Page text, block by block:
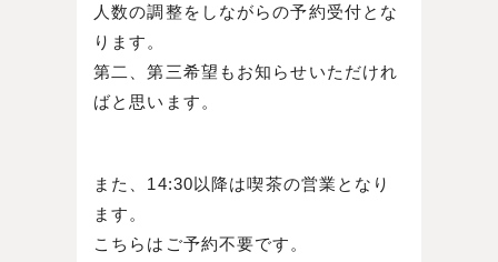
人数の調整をしながらの予約受付とな
ります。
第二、第三希望もお知らせいただけれ
ばと思います。
また、14:30以降は喫茶の営業となり
ます。
こちらはご予約不要です。